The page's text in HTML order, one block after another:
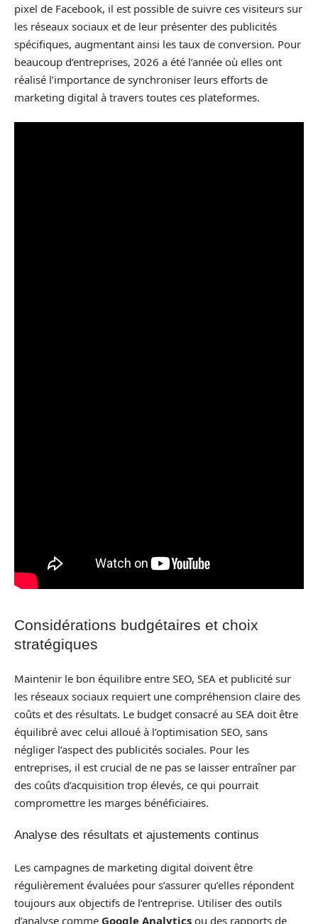
pixel de Facebook, il est possible de suivre ces visiteurs sur
les réseaux sociaux et de leur présenter des publicités
spécifiques, augmentant ainsi les taux de conversion. Pour
beaucoup d’entreprises, 2026 a été l’année où elles ont
réalisé l’importance de synchroniser leurs efforts de
marketing digital à travers toutes ces plateformes.
Considérations budgétaires et choix
stratégiques
Maintenir le bon équilibre entre SEO, SEA et publicité sur
les réseaux sociaux requiert une compréhension claire des
coûts et des résultats. Le budget consacré au SEA doit être
équilibré avec celui alloué à l’optimisation SEO, sans
négliger l’aspect des publicités sociales. Pour les
entreprises, il est crucial de ne pas se laisser entraîner par
des coûts d’acquisition trop élevés, ce qui pourrait
compromettre les marges bénéficiaires.
Analyse des résultats et ajustements continus
Les campagnes de marketing digital doivent être
régulièrement évaluées pour s’assurer qu’elles répondent
toujours aux objectifs de l’entreprise. Utiliser des outils
d’analyse comme Google Analytics ou des rapports de